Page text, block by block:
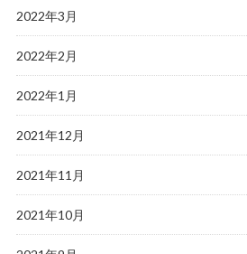
2022年3月
2022年2月
2022年1月
2021年12月
2021年11月
2021年10月